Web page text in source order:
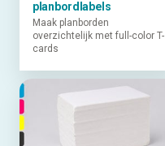
planbordlabels
Maak planborden
overzichtelijk met full-color T-
cards